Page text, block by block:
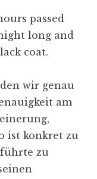
passed
long and
coat.
wir genau
am
ist konkret zu
zu